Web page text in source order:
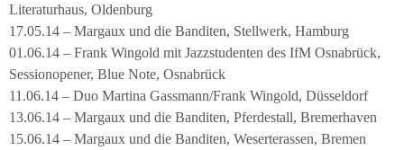
Literaturhaus, Oldenburg
17.05.14 – Margaux und die Banditen, Stellwerk, Hamburg
01.06.14 – Frank Wingold mit Jazzstudenten des IfM Osnabrück,
Sessionopener, Blue Note, Osnabrück
11.06.14 – Duo Martina Gassmann/Frank Wingold, Düsseldorf
13.06.14 – Margaux und die Banditen, Pferdestall, Bremerhaven
15.06.14 – Margaux und die Banditen, Weserterassen, Bremen